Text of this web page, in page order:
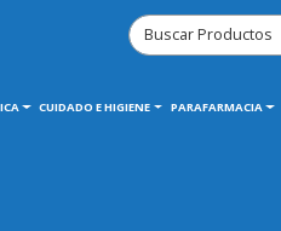
CUIDADO E HIGIENE PARAFARMACIA